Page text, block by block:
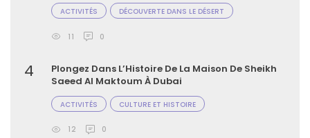
ACTIVITÉS DÉCOUVERTE DANS LE DÉSERT
11 0
4
Plongez Dans L’Histoire De La Maison De Sheikh
Saeed Al Maktoum À Dubai
ACTIVITÉS CULTURE ET HISTOIRE
12 0